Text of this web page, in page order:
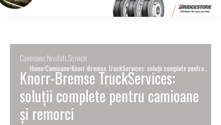
Home Camioane Knorr-Bremse TruckServices: soluții complete pentru
camioane și remorci
Camioane Noutati Servicii
Knorr-Bremse TruckServices:
soluții complete pentru camioane
și remorci